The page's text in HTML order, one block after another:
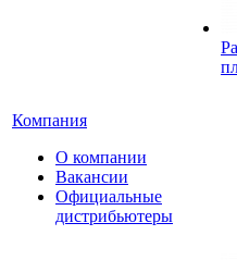
Компания
О компании
Вакансии
Официальные
дистрибьютеры